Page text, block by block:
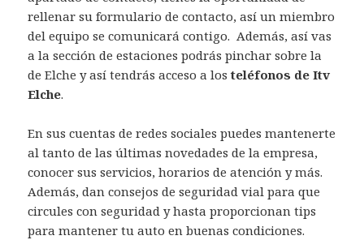
rellenar su formulario de contacto, así un miembro
del equipo se comunicará contigo. Además, así vas
a la sección de estaciones podrás pinchar sobre la
de Elche y así tendrás acceso a losteléfonos de Itv
Elche.
En sus cuentas de redes sociales puedes mantenerte
al tanto de las últimas novedades de la empresa,
conocer sus servicios, horarios de atención y más.
Además, dan consejos de seguridad vial para que
circules con seguridad y hasta proporcionan tips
para mantener tu auto en buenas condiciones.